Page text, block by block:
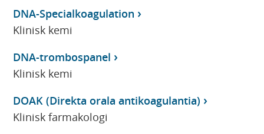
DNA-Specialkoagulation
Klinisk kemi
DNA-trombospanel
Klinisk kemi
DOAK (Direkta orala antikoagulantia)
Klinisk farmakologi